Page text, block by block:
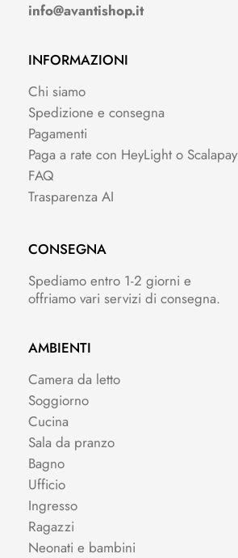
info@avantishop.it
INFORMAZIONI
Chi siamo
Spedizione e consegna
Pagamenti
Paga a rate con HeyLight o Scalapay
FAQ
Trasparenza AI
CONSEGNA
Spediamo entro 1-2 giorni e
offriamo vari servizi di consegna.
AMBIENTI
Camera da letto
Soggiorno
Cucina
Sala da pranzo
Bagno
Ufficio
Ingresso
Ragazzi
Neonati e bambini